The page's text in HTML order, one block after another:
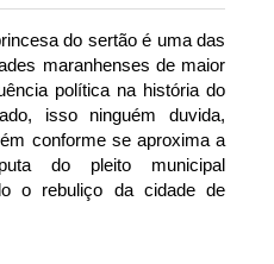
do sertão é uma das
maranhenses de maior
política na história do
isso ninguém duvida,
conforme se aproxima a
do pleito municipal
o rebuliço da cidade de